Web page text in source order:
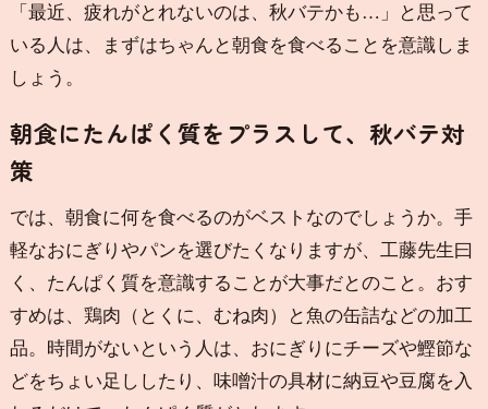
「最近、疲れがとれないのは、秋バテかも…」と思って
いる人は、まずはちゃんと朝食を食べることを意識しま
しょう。
朝食にたんぱく質をプラスして、秋バテ対
策
では、朝食に何を食べるのがベストなのでしょうか。手
軽なおにぎりやパンを選びたくなりますが、工藤先生曰
く、たんぱく質を意識することが大事だとのこと。おす
すめは、鶏肉（とくに、むね肉）と魚の缶詰などの加工
品。時間がないという人は、おにぎりにチーズや鰹節な
どをちょい足ししたり、味噌汁の具材に納豆や豆腐を入